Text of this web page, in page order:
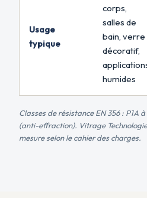
Usage
typique
corps,
salles de
bain, verre
décoratif,
humides
Classes de résistance EN 356 : P1A
(anti-effraction). Vitrage
mesure selon le cahier des charges.